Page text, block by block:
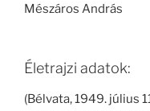
Mészáros András
Életrajzi adatok:
(Bélvata, 1949. július